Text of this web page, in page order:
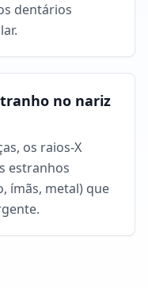
dentários
no nariz
os raios-X
estranhos
ímãs, metal) que